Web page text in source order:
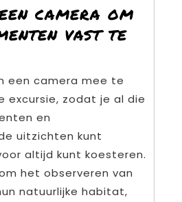
camera om
vast te
een camera mee te
excursie, zodat je al die
en
uitzichten kunt
altijd kunt koesteren.
het observeren van
natuurlijke habitat,